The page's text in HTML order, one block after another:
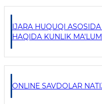
IJARA HUQUQI
HAQIDA KUNLIK
ONLINE SAVDOLAR